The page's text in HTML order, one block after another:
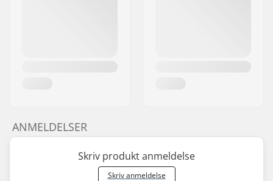
ANMELDELSER
Skriv produkt anmeldelse
Skriv anmeldelse